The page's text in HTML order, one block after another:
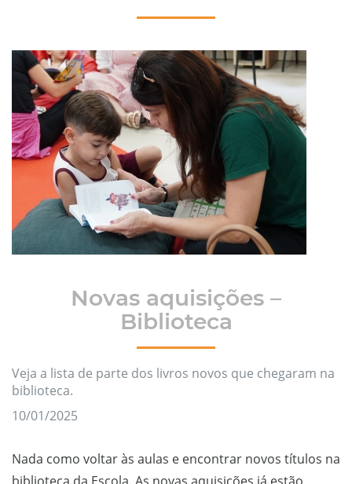
Novas aquisições –
Biblioteca
Veja a lista de parte dos livros novos que chegaram na
biblioteca.
10/01/2025
Nada como voltar às aulas e encontrar novos títulos na